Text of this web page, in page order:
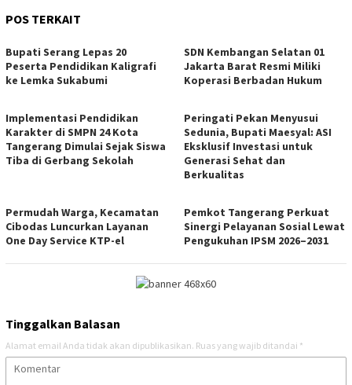
POS TERKAIT
Bupati Serang Lepas 20
Peserta Pendidikan Kaligrafi
ke Lemka Sukabumi
SDN Kembangan Selatan 01
Jakarta Barat Resmi Miliki
Koperasi Berbadan Hukum
Implementasi Pendidikan
Karakter di SMPN 24 Kota
Tangerang Dimulai Sejak Siswa
Tiba di Gerbang Sekolah
Peringati Pekan Menyusui
Sedunia, Bupati Maesyal: ASI
Eksklusif Investasi untuk
Generasi Sehat dan
Berkualitas
Permudah Warga, Kecamatan
Cibodas Luncurkan Layanan
One Day Service KTP-el
Pemkot Tangerang Perkuat
Sinergi Pelayanan Sosial Lewat
Pengukuhan IPSM 2026–2031
Tinggalkan Balasan
Alamat email Anda tidak akan dipublikasikan. Ruas yang wajib ditandai *